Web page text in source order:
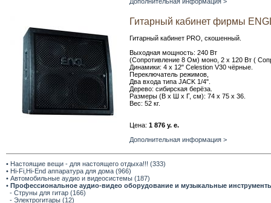
Гитарный кабинет фирмы
Гитарный кабинет PRO, скошенный.
Выходная мощность: 240 Вт
(Сопротивление 8 Ом) моно, 2 x 120 Вт (
Динамики: 4 x 12" Сelestion V30 чёрные.
Переключатель режимов,
Два входа типа JACK 1/4".
Дерево: сибирская берёза.
Размеры (В x Ш x Г, см): 74 x 75 x 36.
Вес: 52 кг.
Цена: 1 876 у. е.
Дополнительная информация >
• Настоящие вещи - для настоящего отдыха!!! (333)
• Hi-Fi,Hi-End аппаратура для дома (966)
• Автомобильные аудио и видеосистемы (187)
• Профессиональное аудио-видео оборудование и музыкальные
- Струны для гитар (166)
- Электрогитары (12)